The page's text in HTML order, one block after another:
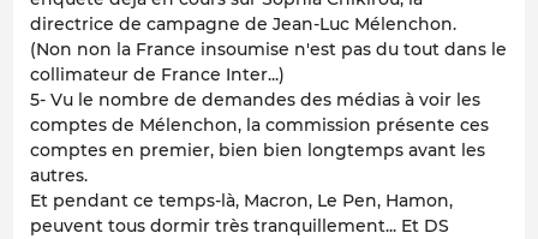
directrice de campagne de Jean-Luc Mélenchon.
(Non non la France insoumise n'est pas du tout dans le
collimateur de France Inter...)
5- Vu le nombre de demandes des médias à voir les
comptes de Mélenchon, la commission présente ces
comptes en premier, bien bien longtemps avant les
autres.
Et pendant ce temps-là, Macron, Le Pen, Hamon,
peuvent tous dormir très tranquillement... Et DS